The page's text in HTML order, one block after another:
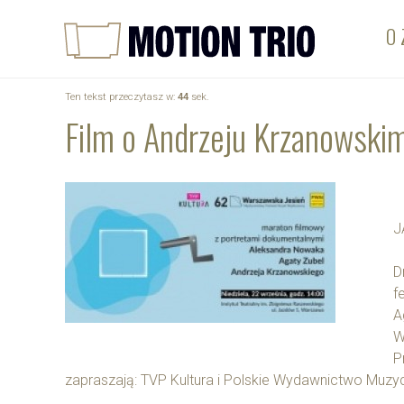
O
Ten tekst przeczytasz w: 44 sek.
Film o Andrzeju
zapraszają: TVP Kultura i Polskie Wydawnictwo